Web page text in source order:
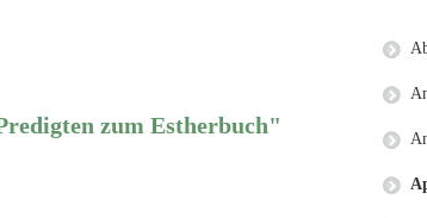
zum Estherbuch"